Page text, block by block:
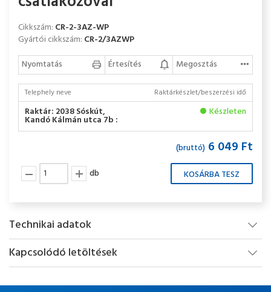
Cikkszám: CR-2-3AZ-WP
Gyártói cikkszám: CR-2/3AZWP
Nyomtatás
Értesítés Megosztás
Telephely neve Raktárkészlet/beszerzési idő
Raktár: 2038 Sóskút,
Kandó Kálmán utca 7b :
Készleten
(bruttó) 6 049 Ft
db
Technikai adatok
Kapcsolódó letöltések